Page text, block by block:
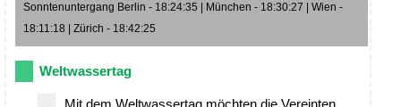
Sonntenuntergang Berlin - 18:24:35 | München - 18:30:27 | Wien -
18:11:18 | Zürich - 18:42:25
Weltwassertag
Mit dem Weltwassertag möchten die Vereinten